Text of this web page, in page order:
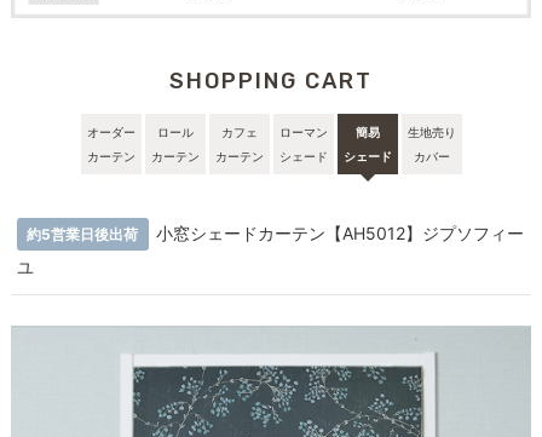
SHOPPING CART
オーダー
カーテン
ロール
カーテン
カフェ
カーテン
ローマン
シェード
簡易
シェード
生地売り
カバー
約5営業日後出荷
小窓シェードカーテン【AH5012】ジプソフィー
ユ